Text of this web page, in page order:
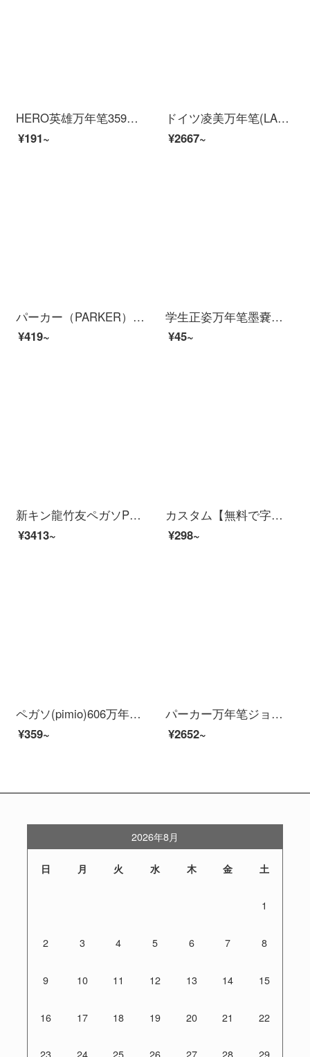
HERO英雄万年笔359正姿习字学生専用イリジウム金笔大人の男子小学生はハードペンでインクカートリッジを交换できます。三年生は无料で字を书きます。
¥191~
ドイツ凌美万年笔(LAMY)はVistaシリーズの透明な竿インクのセットに自信を持っています。カラーインクカートリッジの創意ファッションな学生に代わって字を練習します。0.5 mmです。
¥2667~
パーカー（PARKER）万年笔のオリジナルインクの芯を0.5 MM/0.7 MMプレゼントの文房具シリーズの宝珠芯を0.7 MMに変えます。
¥419~
学生正姿万年笔墨嚢セット书き习字通用オフィスガールインク万年笔1万年笔+50本の青いインク嚢
¥45~
新キン龍竹友ペガソPS-80マヤ天韻ファッション/レジャー10 K金ペンホルダー万年笔/インクペンペガソビジネスファッション10 K金ペン（万年笔）
¥3413~
カスタム【無料で字を彫る】ビジネスの正姿万年贈り物金属署名ペン広告景品万年ペン予約logo学生教師の習字は万年ペンで0.5 mm【蛇口タイプ】黒
¥298~
ペガソ(pimio)606万年笔の财务ペンのサイン入りプレゼント大人学生用の宝珠笔のオフィス署名用のペン入れは明るい黒财务笔の特细0.38 mmに30 mlのインクを配合します。
¥359~
パーカー万年笔ジョトスチールホルダー万年笔/インク笔サインペンビジネス万年笔ギフトボックス学習文具小学生万年笔誕生日プレゼント
¥2652~
2026年8月
日 月 火 水 木 金 土
1
2 3 4 5 6 7 8
9 10 11 12 13 14 15
16 17 18 19 20 21 22